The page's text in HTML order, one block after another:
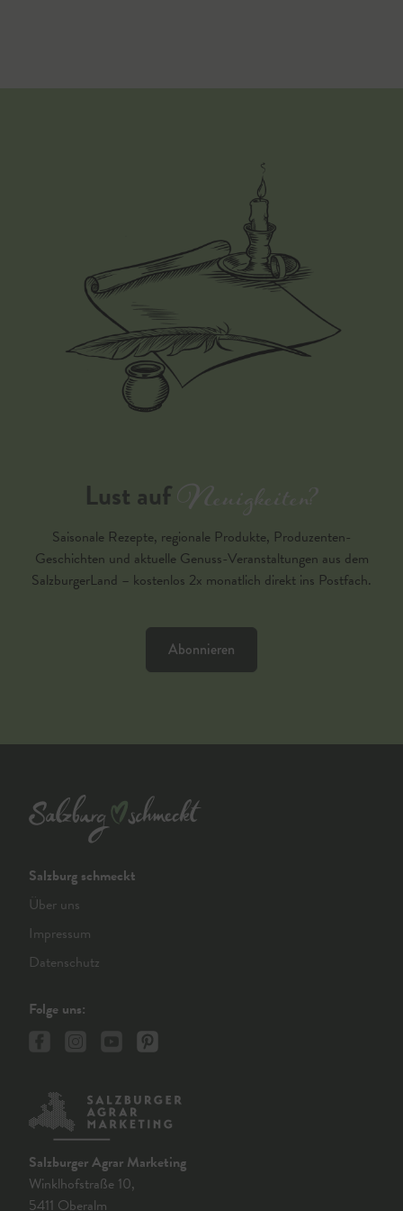
Lust aufNeuigkeiten?
Saisonale Rezepte, regionale Produkte, Produzenten-
Geschichten und aktuelle Genuss-Veranstaltungen aus dem
SalzburgerLand – kostenlos 2x monatlich direkt ins Postfach.
Abonnieren
Salzburg schmeckt
Über uns
Impressum
Datenschutz
Folge uns:
Salzburger Agrar Marketing
Winklhofstraße 10,
5411 Oberalm